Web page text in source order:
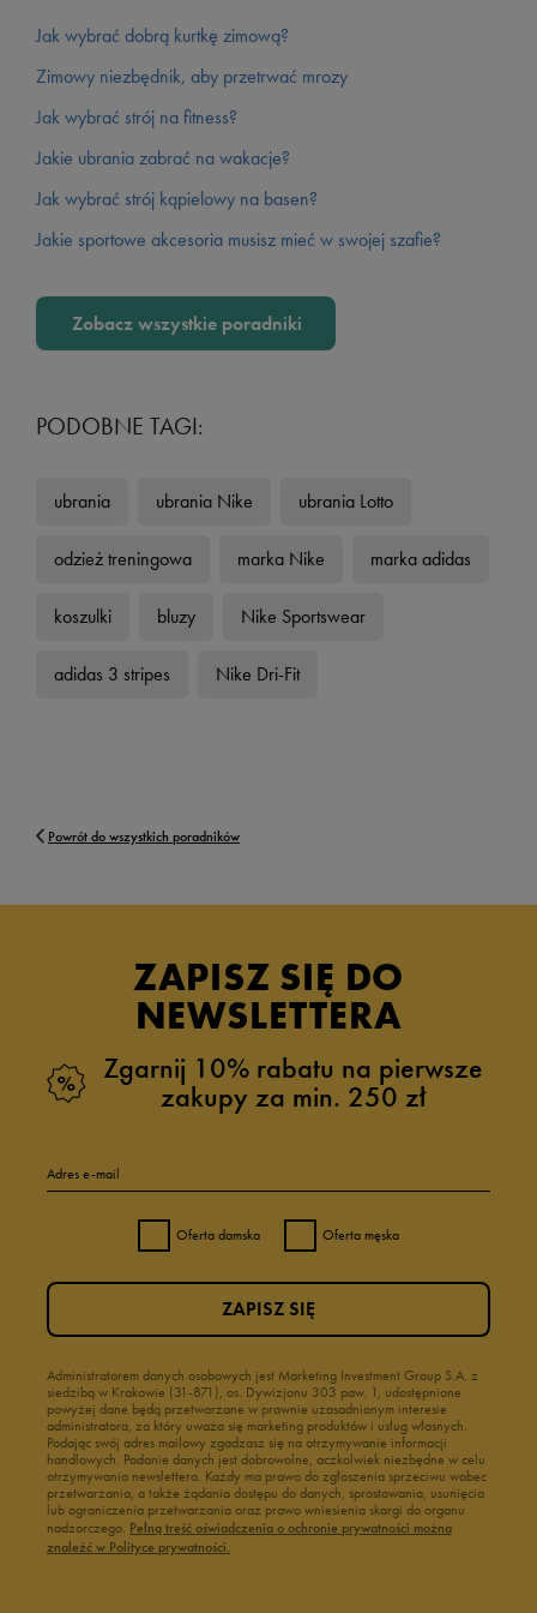
Jak wybrać dobrą kurtkę zimową?
Zimowy niezbędnik, aby przetrwać mrozy
Jak wybrać strój na fitness?
Jakie ubrania zabrać na wakacje?
Jak wybrać strój kąpielowy na basen?
Jakie sportowe akcesoria musisz mieć w swojej szafie?
Zobacz wszystkie poradniki
PODOBNE TAGI:
ubrania ubrania Nike ubrania Lotto
odzież treningowa marka Nike marka adidas
koszulki bluzy Nike Sportswear
adidas 3 stripes Nike Dri-Fit
Powrót do wszystkich poradników
ZAPISZ SIĘ DO
NEWSLETTERA
Zgarnij 10% rabatu na pierwsze
zakupy za min. 250 zł
Adres e-mail
Oferta damska Oferta męska
Administratorem danych osobowych jest Marketing Investment Group S.A. z
siedzibą w Krakowie (31-871), os. Dywizjonu 303 paw. 1, udostępnione
powyżej dane będą przetwarzane w prawnie uzasadnionym interesie
administratora, za który uważa się marketing produktów i usług własnych.
Podając swój adres mailowy zgadzasz się na otrzymywanie informacji
handlowych. Podanie danych jest dobrowolne, aczkolwiek niezbędne w celu
otrzymywania newslettera. Każdy ma prawo do zgłoszenia sprzeciwu wobec
przetwarzania, a także żądania dostępu do danych, sprostowania, usunięcia
lub ograniczenia przetwarzania oraz prawo wniesienia skargi do organu
nadzorczego. Pełną treść oświadczenia o ochronie prywatności można
znaleźć w Polityce prywatności.
ZAPISZ SIĘ